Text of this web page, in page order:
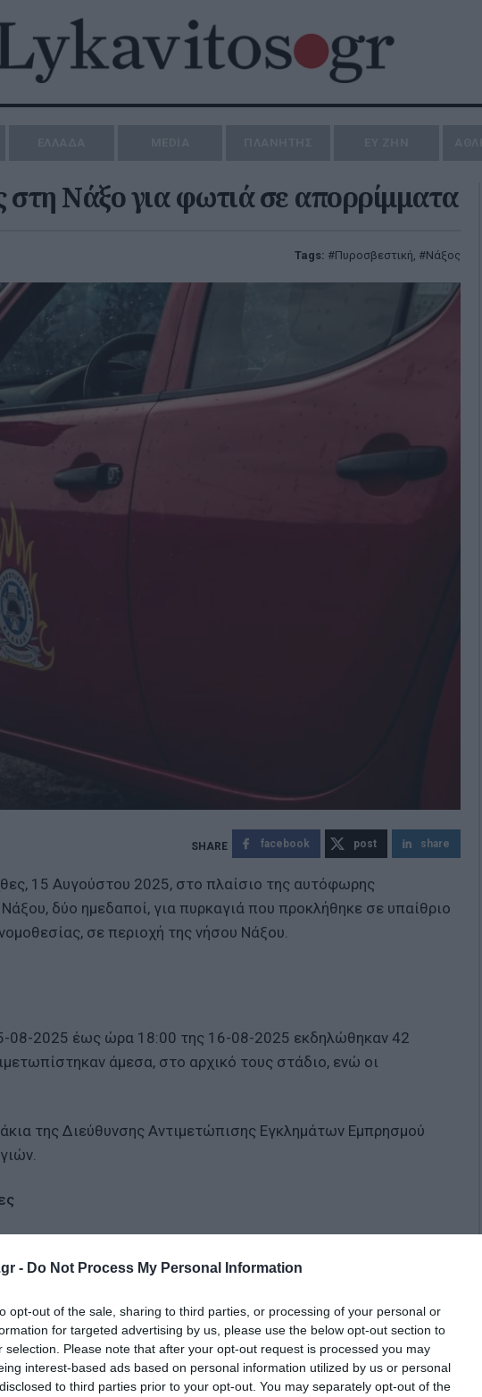
- Do Not Process My Personal Information
opt-out of the sale, sharing to third parties, or processing of your personal or
for targeted advertising by us, please use the below opt-out section to
selection. Please note that after your opt-out request is processed you may
interest-based ads based on personal information utilized by us or personal
to third parties prior to your opt-out. You may separately opt-out of the
Νάξο για φωτιά σε απορρίμματα
Tags: Πυροσβεστική, Νάξος
facebook post share
15 Αυγούστου 2025, στο πλαίσιο της αυτόφωρης
δύο ημεδαποί, για πυρκαγιά που προκλήθηκε σε υπαίθριο
σε περιοχή της νήσου Νάξου.
08-2025 έως ώρα 18:00 της 16-08-2025 εκδηλώθηκαν 42
άμεσα, στο αρχικό τους στάδιο, ενώ οι
της Διεύθυνσης Αντιμετώπισης Εγκλημάτων Εμπρησμού
ιδιαίτερα προσεκτικοί και σε περίπτωση πυρκαγιάς, για τη
των αρμόδιων Αρχών.
τουρίστα
οι επιβάτες (Photos)
μαχαίρωσε στο στήθος